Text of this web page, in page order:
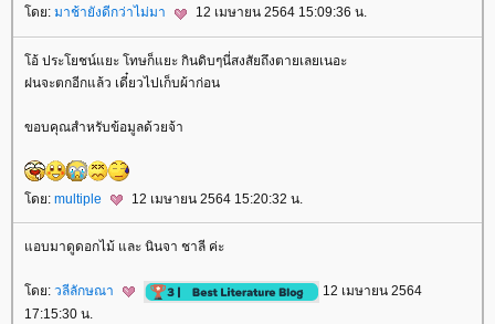
ดย: มาช้ายังดีกว่าไม่มา 12 เมษายน 2564 15:09:36 น.
อ้ ประโยชน์แยะ โทษก็แยะ กินดิบๆนี่สงสัยถึงตายเลยเนอะ
ฝนจะตกอีกแล้ว เดี๋ยวไปเก็บผ้าก่อน
ขอบคุณสำหรับข้อมูลด้วยจ้า
ดย: multiple 12 เมษายน 2564 15:20:32 น.
อบมาดูดอกไม้ และ นินจา ชาลี ค่ะ
ดย: วลีลักษณา
12 เมษายน 2564
17:15:30 น.